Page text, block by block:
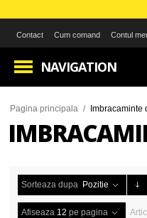
Contact Cum comand Contul
NAVIGATION
Pagina principala / Imbracaminte
Sorteaza dupa Pozitie
Afiseaza 12 pe pagina